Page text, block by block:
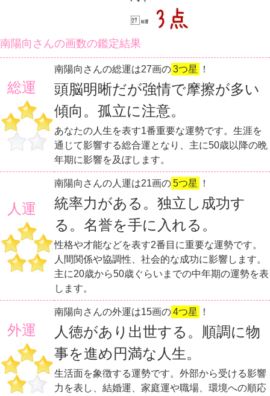
南陽向さんの画数の鑑定結果
総運
南陽向さんの総運は27画の3つ星 ！
頭脳明晰だが強情で摩擦が多い
傾向。孤立に注意。
あなたの人生を表す1番重要な運勢です。生涯を
通じて影響する総合運となり、主に50歳以降の晩
年期に影響を及ぼします。
人運
南陽向さんの人運は21画の5つ星 ！
統率力がある。独立し成功す
る。名誉を手に入れる。
性格や才能などを表す2番目に重要な運勢です。
人間関係や協調性、社会的な成功に影響します。
主に20歳から50歳ぐらいまでの中年期の運勢を表
します。
外運
南陽向さんの外運は15画の4つ星 ！
人徳があり出世する。順調に物
事を進め円満な人生。
生活面を象徴する運勢です。外部から受ける影響
力を表し、結婚運、家庭運や職場、環境への順応